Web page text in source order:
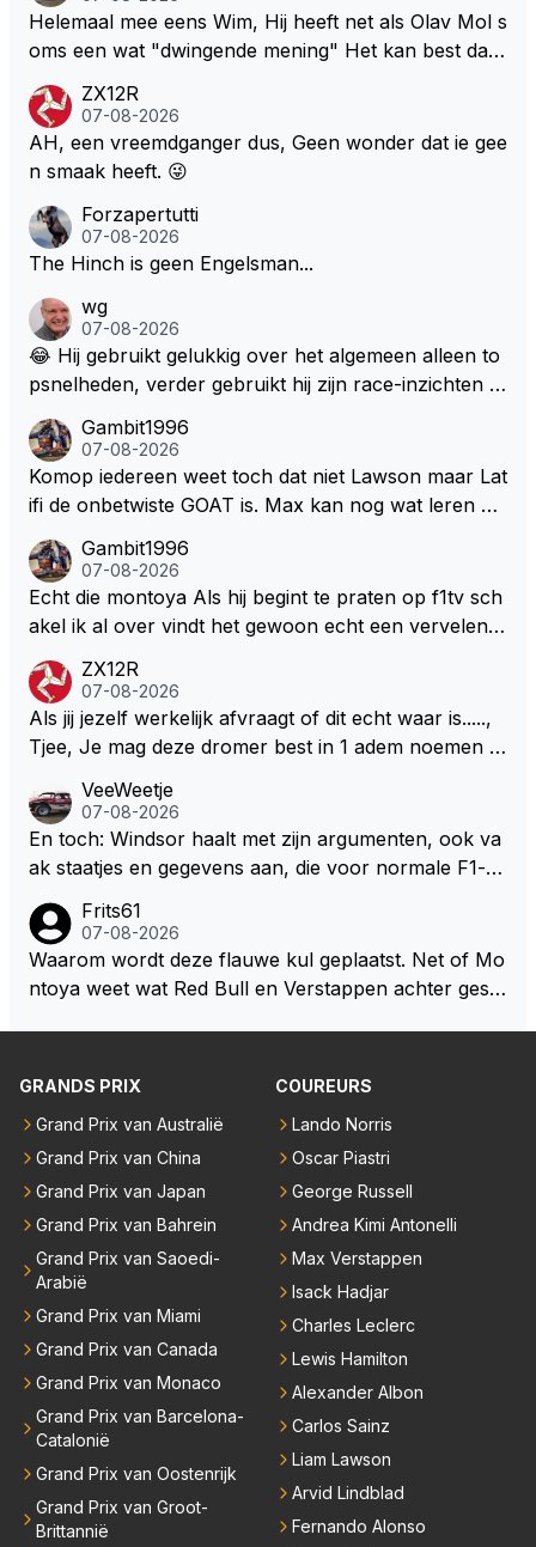
Helemaal mee eens Wim, Hij heeft net als Olav Mol s
oms een wat "dwingende mening" Het kan best dat
l bij Windsor op te roepen. Maar in een tijd zonder r
aces zijn dit leuke berichtjes
ZX12R
07-08-2026
AH, een vreemdganger dus, Geen wonder dat ie gee
n smaak heeft. 😜
Forzapertutti
07-08-2026
The Hinch is geen Engelsman...
wg
07-08-2026
😂 Hij gebruikt gelukkig over het algemeen alleen to
psnelheden, verder gebruikt hij zijn race-inzichten q
een bocht zegt helemaal niets, dus wat dat betreft h
eeft hij sowieso gelijk 😂.
Gambit1996
07-08-2026
Komop iedereen weet toch dat niet Lawson maar Lat
ifi de onbetwiste GOAT is. Max kan nog wat leren va
milton, hahahaha. Latifi pakt ze allemaal met de oge
n dicht met als onbetwiste nummer 2 of GOATINES
S Lawson natuurlijk 😂😂😂😂😂
Gambit1996
07-08-2026
Echt die montoya Als hij begint te praten op f1tv sch
akel ik al over vindt het gewoon echt een vervelend
weet 🤮🤮
ZX12R
07-08-2026
Als jij jezelf werkelijk afvraagt of dit echt waar is.....,
Tjee, Je mag deze dromer best in 1 adem noemen m
aar voordragen uit eigen geest. Kan mij voorstellen d
at je het leuk vindt sprookjes te luisteren maar heb jij
jezelf dan ook wel eens afgevraagd of de dappere b
ze wolff gesneden heeft?
VeeWeetje
07-08-2026
En toch: Windsor haalt met zijn argumenten, ook va
ak staatjes en gegevens aan, die voor normale F1-fa
okies made of your own dough" 🤣
Frits61
07-08-2026
Waarom wordt deze flauwe kul geplaatst. Net of Mo
ntoya weet wat Red Bull en Verstappen achter geslo
GRANDS PRIX
Grand Prix van Australië
Grand Prix van China
Grand Prix van Japan
Grand Prix van Bahrein
Grand Prix van Saoedi-
Arabië
Grand Prix van Miami
Grand Prix van Canada
Grand Prix van Monaco
Grand Prix van Barcelona-
Catalonië
Grand Prix van Oostenrijk
Grand Prix van Groot-
Brittannië
COUREURS
Lando Norris
Oscar Piastri
George Russell
Andrea Kimi Antonelli
Max Verstappen
Isack Hadjar
Charles Leclerc
Lewis Hamilton
Alexander Albon
Carlos Sainz
Liam Lawson
Arvid Lindblad
Fernando Alonso